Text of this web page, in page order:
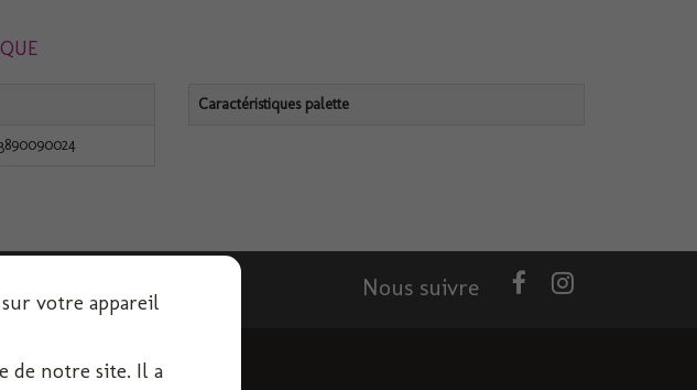
Caractéristiques palette
Nous suivre
votre appareil
de notre site. Il a